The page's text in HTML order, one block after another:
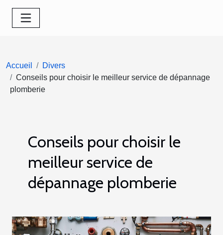
Accueil
Divers
Conseils pour choisir le meilleur service de dépannage
plomberie
Conseils pour choisir le
meilleur service de
dépannage plomberie